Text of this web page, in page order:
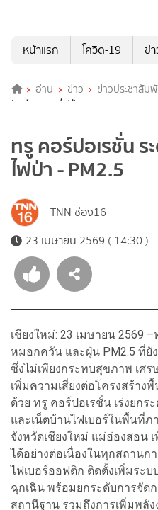
หน้าแรก
โควิด-19 ข่
อ่าน ข่าว ข่าวประชาสัม
รับมือวิกฤตไฟป่า - PM2.5
ทรู คอร์ปอเรชั่น
ไฟป่า - PM2.5
TNN ช่อง16
23 เมษายน 2569 ( 14:30 )
เชียงใหม่: 23 เมษายน 2569
หมอกควัน และฝุ่น PM2.5 ที่ยั
ซึ่งไม่เพียงกระทบสุขภาพ เศร
เพิ่มความเสี่ยงต่อโครงสร้า
ด้วย ทรู คอร์ปอเรชั่น เร่งยก
และเน็ตบ้านไฟเบอร์ในพื้นที่ภ
จังหวัดเชียงใหม่ แม่ฮ่องสอน
ได้อย่างต่อเนื่องในทุกสถานก
ไฟเบอร์ออฟติก ติดตั้งเพิ่มระ
ฉุกเฉิน พร้อมยกระดับการจัด
สถานีฐาน รวมถึงการเพิ่มพลัง